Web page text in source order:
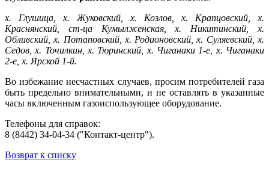
х. Глушица, х. Жуковский, х. Козлов, х. Крапцовский, х.
Краснянский, ст-ца Кумылженская, х. Никитинский, х.
Обливский, х. Потаповский, х. Родионовский, х. Суляевский, х.
Седов, х. Точилкин, х. Тюринский, х. Чиганаки 1-е, х. Чиганаки
2-е, х. Ярской 1-й.
Во избежание несчастных случаев, просим потребителей газа
быть предельно внимательными, и не оставлять в указанные
часы включенным газоиспользующее оборудование.
Телефоны для справок:
8 (8442) 34-04-34 ("Контакт-центр").
Возврат к списку